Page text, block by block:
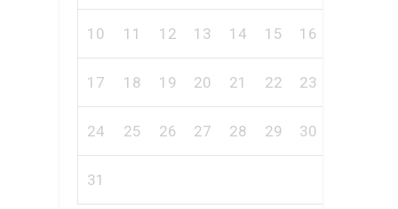
10 11 12 13 14 15 16
17 18 19 20 21 22 23
24 25 26 27 28 29 30
31